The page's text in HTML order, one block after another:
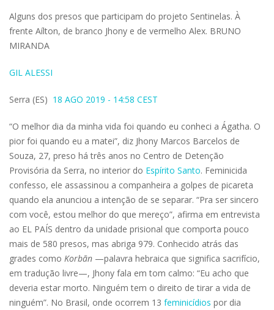
Alguns dos presos que participam do projeto Sentinelas. À
frente Aílton, de branco Jhony e de vermelho Alex. BRUNO
MIRANDA
GIL ALESSI
Serra (ES) 18 AGO 2019 - 14:58 CEST
“O melhor dia da minha vida foi quando eu conheci a Ágatha. O
pior foi quando eu a matei”, diz Jhony Marcos Barcelos de
Souza, 27, preso há três anos no Centro de Detenção
Provisória da Serra, no interior do Espírito Santo. Feminicida
confesso, ele assassinou a companheira a golpes de picareta
quando ela anunciou a intenção de se separar. “Pra ser sincero
com você, estou melhor do que mereço”, afirma em entrevista
ao EL PAÍS dentro da unidade prisional que comporta pouco
mais de 580 presos, mas abriga 979. Conhecido atrás das
grades como Korbãn —palavra hebraica que significa sacrifício,
em tradução livre—, Jhony fala em tom calmo: “Eu acho que
deveria estar morto. Ninguém tem o direito de tirar a vida de
ninguém”. No Brasil, onde ocorrem 13 feminicídios por dia